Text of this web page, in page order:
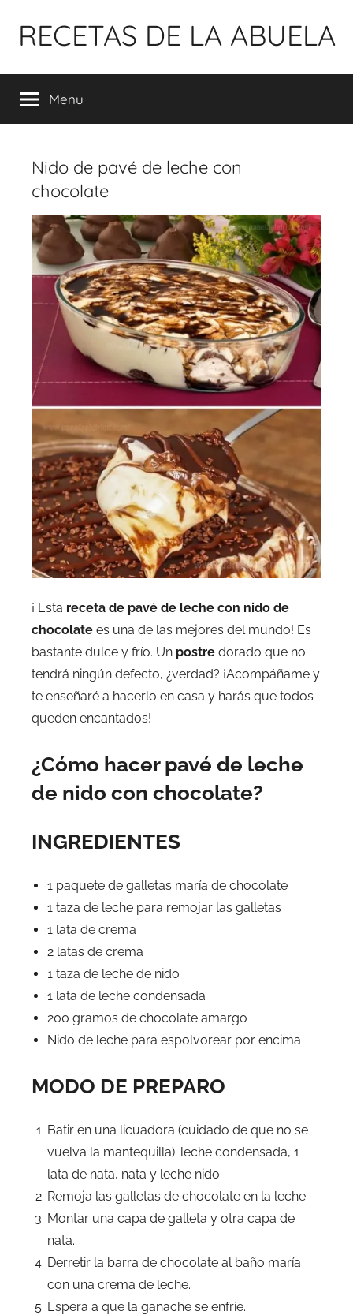
para
conteúdo
RECETAS DE LA ABUELA
Menu
Nido de pavé de leche con
chocolate
¡ Esta receta de pavé de leche con nido de
chocolate es una de las mejores del mundo! Es
bastante dulce y frío. Un postre dorado que no
tendrá ningún defecto, ¿verdad? ¡Acompáñame y
te enseñaré a hacerlo en casa y harás que todos
queden encantados!
¿Cómo hacer pavé de leche
de nido con chocolate?
INGREDIENTES
1 paquete de galletas maría de chocolate
1 taza de leche para remojar las galletas
1 lata de crema
2 latas de crema
1 taza de leche de nido
1 lata de leche condensada
200 gramos de chocolate amargo
Nido de leche para espolvorear por encima
MODO DE PREPARO
Batir en una licuadora (cuidado de que no se
vuelva la mantequilla): leche condensada, 1
lata de nata, nata y leche nido.
Remoja las galletas de chocolate en la leche.
Montar una capa de galleta y otra capa de
nata.
Derretir la barra de chocolate al baño maría
con una crema de leche.
Espera a que la ganache se enfríe.